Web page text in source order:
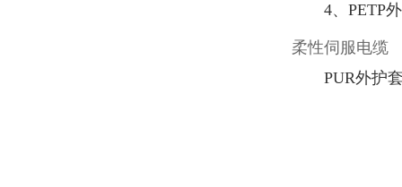
4、PETP
柔性伺服电缆
PUR外护